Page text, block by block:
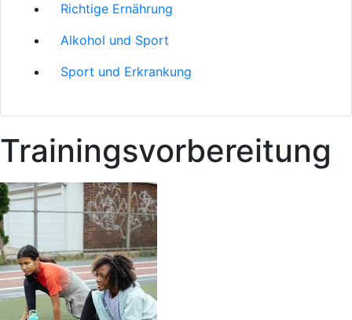
Richtige Ernährung
Alkohol und Sport
Sport und Erkrankung
Trainingsvorbereitung